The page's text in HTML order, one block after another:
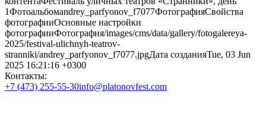
1Фотоальбомandrey_parfyonov_f7077ФотографияСвойства
фотографииОсновные настройки
фотографииФотография/images/cms/data/gallery/fotogalereya-
2025/festival-ulichnyh-teatrov-
stranniki/andrey_parfyonov_f7077.jpgДата созданияTue, 03 Jun
2025 16:21:16 +0300
Контакты:
+7 (473) 255-55-30info@platonovfest.com